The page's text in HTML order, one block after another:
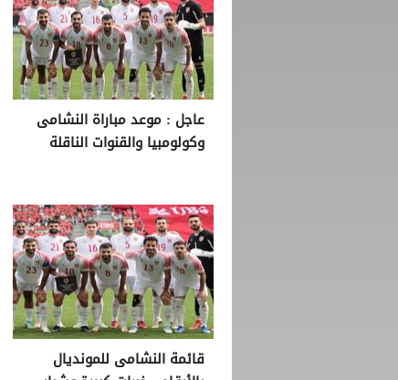
عاجل : موعد مباراة النشامى
وكولومبيا والقنوات الناقلة
قائمة النشامى للمونديال